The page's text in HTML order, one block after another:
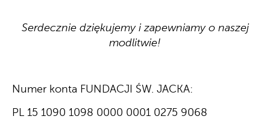
Serdecznie dziękujemy i zapewniamy o naszej
modlitwie!
Numer konta FUNDACJI ŚW. JACKA:
PL 15 1090 1098 0000 0001 0275 9068